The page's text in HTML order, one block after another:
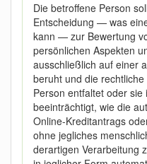
Die betroffene Person
Entscheidung — was
kann — zur Bewertung
persönlichen Aspekten
ausschließlich auf einer
beruht und die
Person entfaltet oder
beeinträchtigt, wie die
Online-Kreditantrags
ohne jegliches
derartigen Verarbeitung